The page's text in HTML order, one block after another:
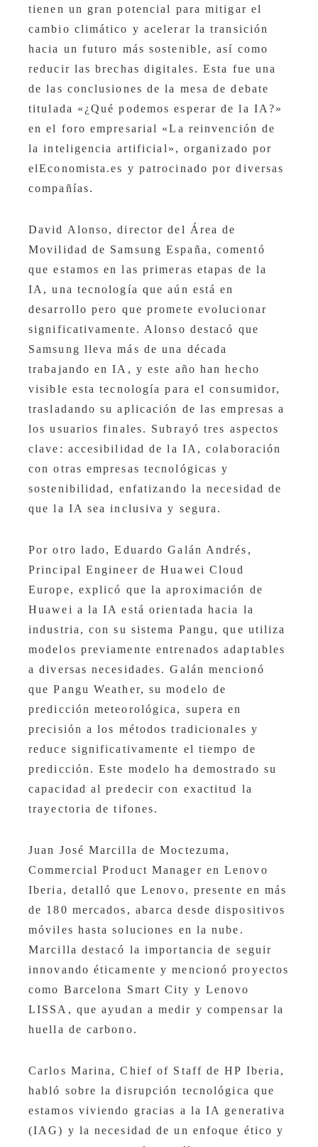
tienen un gran potencial para mitigar el
cambio climático y acelerar la transición
hacia un futuro más sostenible, así como
reducir las brechas digitales. Esta fue una
de las conclusiones de la mesa de debate
titulada «¿Qué podemos esperar de la IA?»
en el foro empresarial «La reinvención de
la inteligencia artificial», organizado por
elEconomista.es y patrocinado por diversas
compañías.
David Alonso, director del Área de
Movilidad de Samsung España, comentó
que estamos en las primeras etapas de la
IA, una tecnología que aún está en
desarrollo pero que promete evolucionar
significativamente. Alonso destacó que
Samsung lleva más de una década
trabajando en IA, y este año han hecho
visible esta tecnología para el consumidor,
trasladando su aplicación de las empresas a
los usuarios finales. Subrayó tres aspectos
clave: accesibilidad de la IA, colaboración
con otras empresas tecnológicas y
sostenibilidad, enfatizando la necesidad de
que la IA sea inclusiva y segura.
Por otro lado, Eduardo Galán Andrés,
Principal Engineer de Huawei Cloud
Europe, explicó que la aproximación de
Huawei a la IA está orientada hacia la
industria, con su sistema Pangu, que utiliza
modelos previamente entrenados adaptables
a diversas necesidades. Galán mencionó
que Pangu Weather, su modelo de
predicción meteorológica, supera en
precisión a los métodos tradicionales y
reduce significativamente el tiempo de
predicción. Este modelo ha demostrado su
capacidad al predecir con exactitud la
trayectoria de tifones.
Juan José Marcilla de Moctezuma,
Commercial Product Manager en Lenovo
Iberia, detalló que Lenovo, presente en más
de 180 mercados, abarca desde dispositivos
móviles hasta soluciones en la nube.
Marcilla destacó la importancia de seguir
innovando éticamente y mencionó proyectos
como Barcelona Smart City y Lenovo
LISSA, que ayudan a medir y compensar la
huella de carbono.
Carlos Marina, Chief of Staff de HP Iberia,
habló sobre la disrupción tecnológica que
estamos viviendo gracias a la IA generativa
(IAG) y la necesidad de un enfoque ético y